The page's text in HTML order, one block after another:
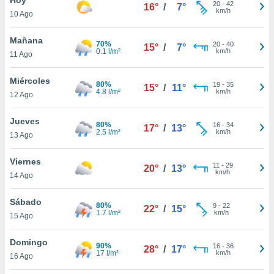
en
más
nuestra
de
cookies
aceptar
10 Ago
16° / 7° 20- 42
km/h
Mañana
11 Ago
70%
0.1 l/m²
15° / 7° 20- 40
km/h
Miércoles
12 Ago
80%
4.8 l/m²
15° / 11° 19- 35
km/h
Jueves
13 Ago
80%
2.5 l/m²
17° / 13° 16- 34
km/h
Viernes
14 Ago
20° / 13° 11 - 29
km/h
Sábado
15 Ago
80%
1.7 l/m²
22° / 15° 9- 22
km/h
Domingo
16 Ago
90%
17 l/m²
28° / 17° 16- 36
km/h